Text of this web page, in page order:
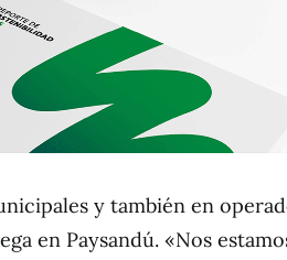
y también en
en Paysandú. «Nos